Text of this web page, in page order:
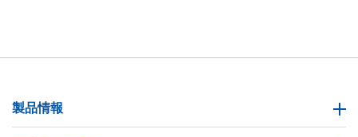
製品情報